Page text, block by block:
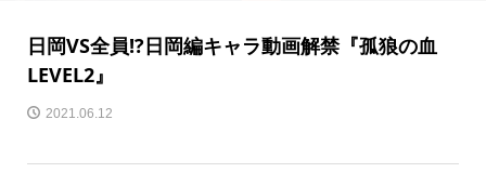
日岡VS全員!?日岡編キャラ動画解禁『孤狼の血
LEVEL2』
2021.06.12